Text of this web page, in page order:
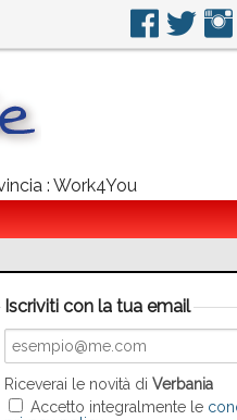
: Work4You
Iscriviti con la tua email
Riceverai le novità diVerbania
Accetto integralmente le